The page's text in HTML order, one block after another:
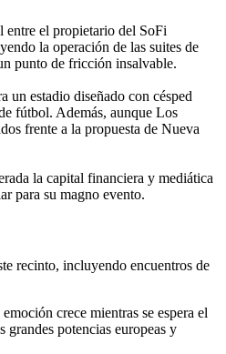
entre el propietario del SoFi
la operación de las suites de
punto de fricción insalvable.
un estadio diseñado con césped
fútbol. Además, aunque Los
frente a la propuesta de Nueva
la capital financiera y mediática
para su magno evento.
recinto, incluyendo encuentros de
crece mientras se espera el
grandes potencias europeas y